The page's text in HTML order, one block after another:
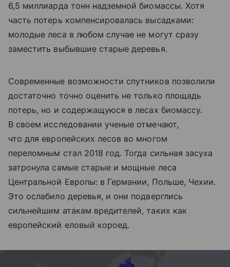
6,5 миллиарда тонн надземной биомассы. Хотя
часть потерь компенсировалась высадками:
молодые леса в любом случае не могут сразу
заместить выбывшие старые деревья.
Современные возможности спутников позволили
достаточно точно оценить не только площадь
потерь, но и содержащуюся в лесах биомассу.
В своем исследовании ученые отмечают,
что для европейских лесов во многом
переломным стал 2018 год. Тогда сильная засуха
затронула самые старые и мощные леса
Центральной Европы: в Германии, Польше, Чехии.
Это ослабило деревья, и они подверглись
сильнейшим атакам вредителей, таких как
европейский еловый короед.